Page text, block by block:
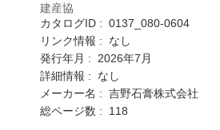
建産協
カタログID : 0137_080-0604
リンク情報 : なし
発行年月 : 2026年7月
詳細情報 : なし
メーカー名 : 吉野石膏株式会社
総ページ数 : 118